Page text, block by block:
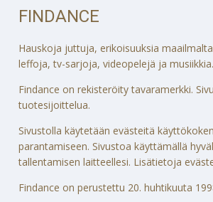
FINDANCE
Hauskoja juttuja, erikoisuuksia
leffoja, tv-sarjoja, videopelejä ja musiikkia.
Findance on rekisteröity tavaramerkki.
tuotesijoittelua.
Sivustolla käytetään evästeitä
parantamiseen. Sivustoa käyttämällä
tallentamisen laitteellesi. Lisätietoja
Findance on perustettu 20. huhtikuuta